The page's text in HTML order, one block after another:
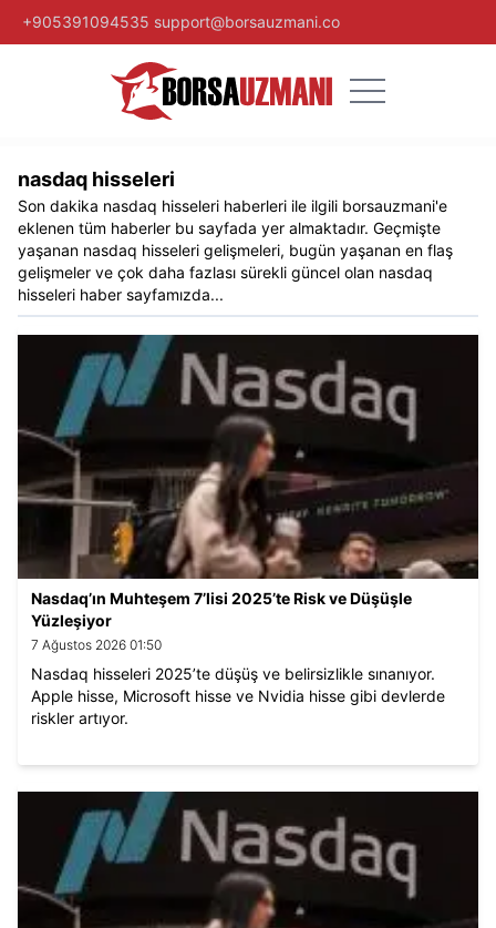
+905391094535 support@borsauzmani.co
nasdaq hisseleri
Son dakika nasdaq hisseleri haberleri ile ilgili borsauzmani'e
eklenen tüm haberler bu sayfada yer almaktadır. Geçmişte
yaşanan nasdaq hisseleri gelişmeleri, bugün yaşanan en flaş
gelişmeler ve çok daha fazlası sürekli güncel olan nasdaq
hisseleri haber sayfamızda...
Nasdaq’ın Muhteşem 7’lisi 2025’te Risk ve Düşüşle
Yüzleşiyor
7 Ağustos 2026 01:50
Nasdaq hisseleri 2025’te düşüş ve belirsizlikle sınanıyor.
Apple hisse, Microsoft hisse ve Nvidia hisse gibi devlerde
riskler artıyor.